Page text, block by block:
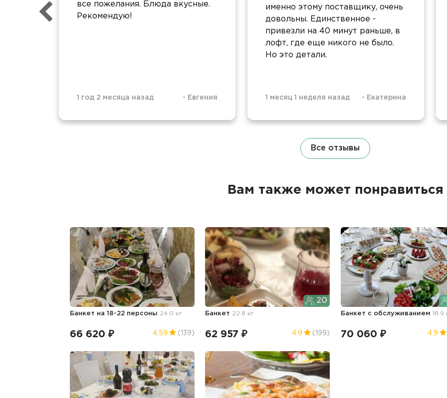
все пожелания. Блюда вкусные.
Рекомендую!
1 год 2 месяца назад - Евгения
именно этому поставщику, очень
довольны. Единственное -
привезли на 40 минут раньше, в
лофт, где еще никого не было.
Но это детали.
1 месяц 1 неделя назад - Екатерина
Все отзывы
Вам также может понравиться
Банкет на 18-22 персоны 24.0 кг
66 620 ₽ 4.59 (139)
20
Банкет 22.8 кг
62 957 ₽ 4.9 (199)
Банкет с обслуживанием 18.9
70 060 ₽ 4.9